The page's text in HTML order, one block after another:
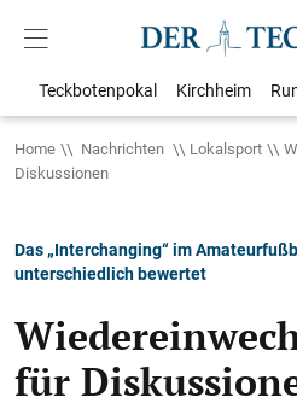
Teckbotenpokal Kirchheim
Home Nachrichten Lokalsport
Diskussionen
Das „Interchanging“ im
unterschiedlich bewertet
für